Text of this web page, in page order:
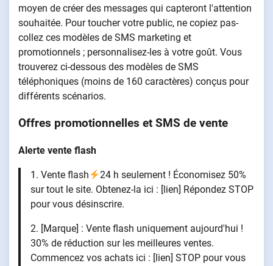
moyen de créer des messages qui capteront l'attention
souhaitée. Pour toucher votre public, ne copiez pas-
collez ces modèles de SMS marketing et
promotionnels ; personnalisez-les à votre goût. Vous
trouverez ci-dessous des modèles de SMS
téléphoniques (moins de 160 caractères) conçus pour
différents scénarios.
Offres promotionnelles et SMS de vente
Alerte vente flash
1. Vente flash
24 h seulement ! Économisez 50%
sur tout le site. Obtenez-la ici : [lien] Répondez STOP
pour vous désinscrire.
2. [Marque] : Vente flash uniquement aujourd'hui !
30% de réduction sur les meilleures ventes.
Commencez vos achats ici : [lien] STOP pour vous